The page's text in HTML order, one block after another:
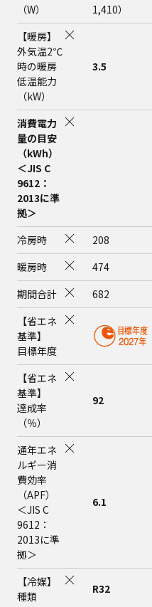
（W）
1,410）
【暖房】
外気温2℃
時の暖房
低温能力
（kW）
3.5
消費電力
量の目安
（kWh）
＜JIS C
9612：
2013に準
拠＞
冷房時
208
暖房時
474
期間合計
682
【省エネ
基準】
目標年度
【省エネ
基準】
達成率
（％）
92
通年エネ
ルギー消
費効率
（APF）
＜JIS C
9612：
2013に準
拠＞
6.1
【冷媒】
種類
R32